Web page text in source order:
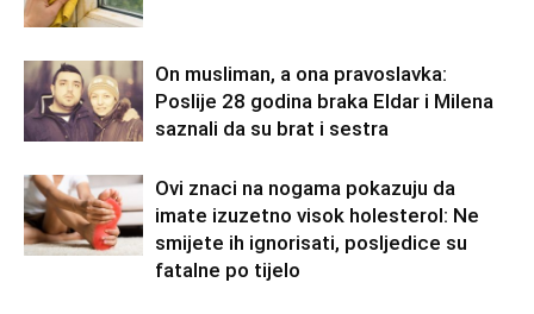
On musliman, a ona pravoslavka:
Poslije 28 godina braka Eldar i Milena
saznali da su brat i sestra
Ovi znaci na nogama pokazuju da
imate izuzetno visok holesterol: Ne
smijete ih ignorisati, posljedice su
fatalne po tijelo